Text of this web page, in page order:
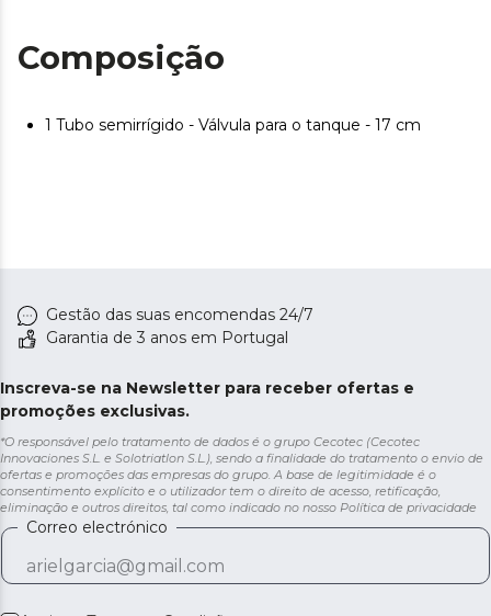
Composição
1 Tubo semirrígido - Válvula para o tanque - 17 cm
Gestão das suas encomendas 24/7
Garantia de 3 anos em Portugal
Inscreva-se na Newsletter para receber ofertas e
promoções exclusivas.
*O responsável pelo tratamento de dados é o grupo Cecotec (Cecotec
Innovaciones S.L. e Solotriatlon S.L.), sendo a finalidade do tratamento o envio de
ofertas e promoções das empresas do grupo. A base de legitimidade é o
consentimento explícito e o utilizador tem o direito de acesso, retificação,
eliminação e outros direitos, tal como indicado no nosso Política de privacidade
Correo electrónico